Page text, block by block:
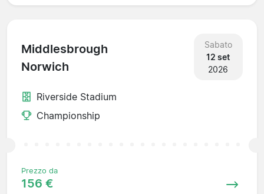
Middlesbrough
Norwich
Sabato
12 set
2026
Riverside Stadium
Championship
Prezzo da
156 €